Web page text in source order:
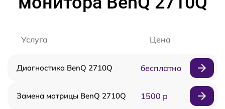
Услуга Цена
Диагностика BenQ 2710Q бесплатно
Замена матрицы BenQ 2710Q 1500 р